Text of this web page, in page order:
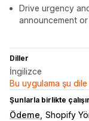
Drive urgency
announcement
Diller
İngilizce
Bu uygulama şu
Şunlarla birlikte
Ödeme Shopify